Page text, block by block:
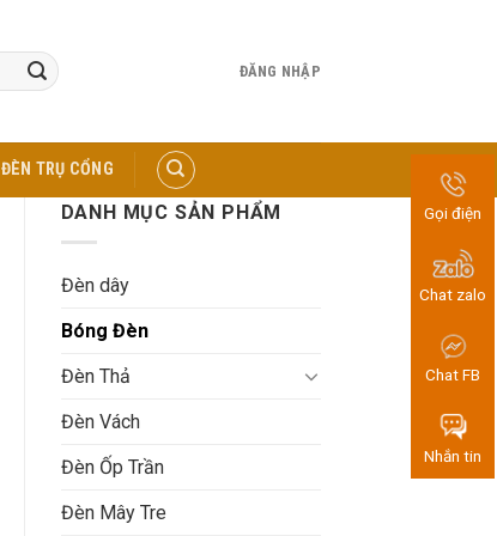
ĐĂNG NHẬP
ĐÈN TRỤ CỔNG
DANH MỤC SẢN PHẨM
Đèn dây
Bóng Đèn
Đèn Thả
Đèn Vách
Đèn Ốp Trần
Đèn Mây Tre
Gọi điện
Chat zalo
Chat FB
Nhắn tin